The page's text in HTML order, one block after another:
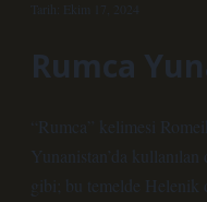
Tarih: Ekim 17, 2024
Rumca
“Rumca” kelimesi
Yunanistan’da
gibi; bu temelde Helenik